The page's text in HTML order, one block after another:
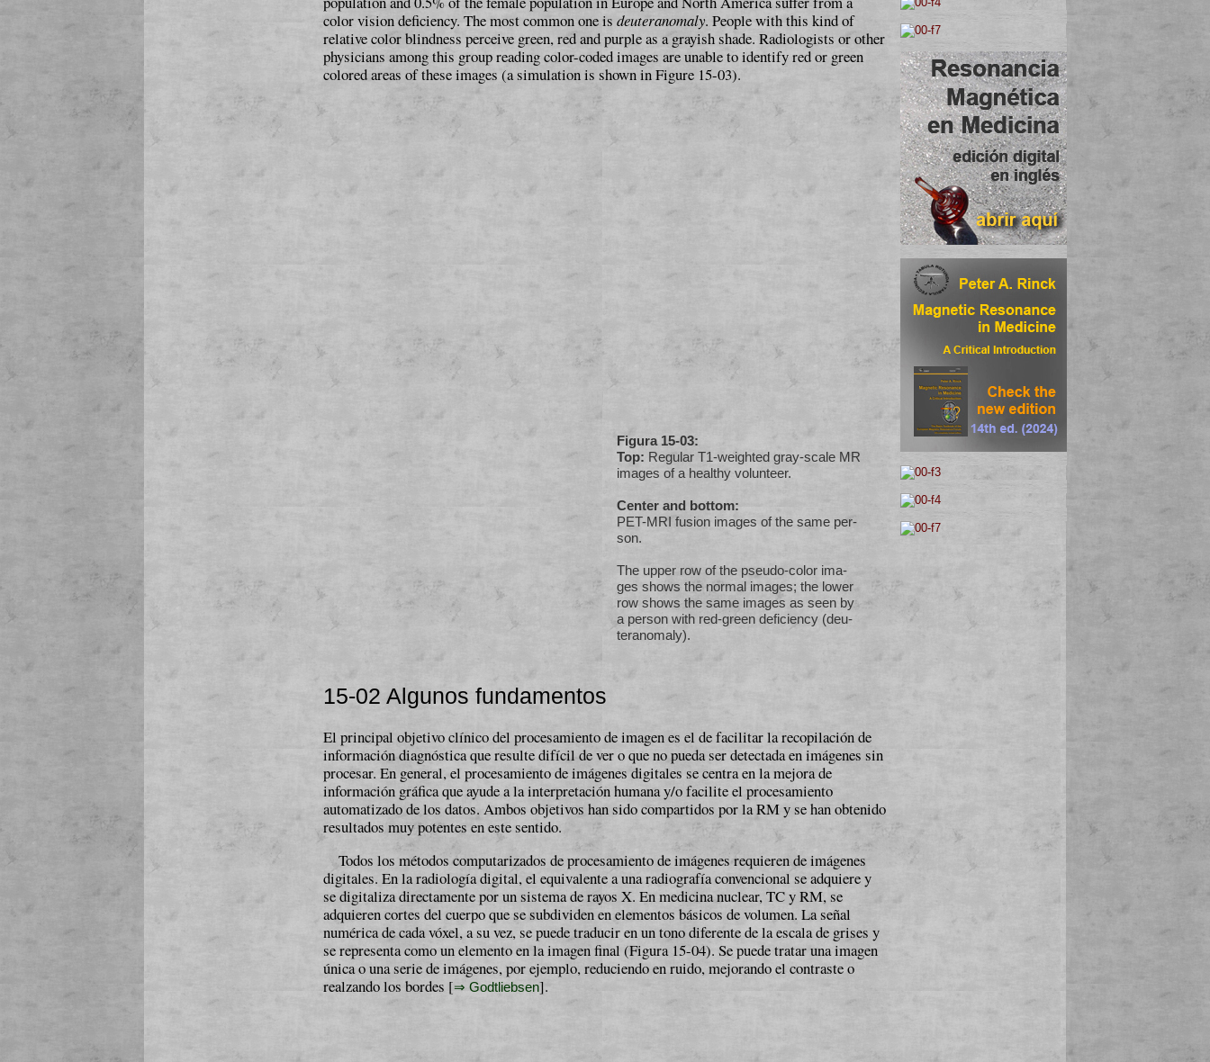
color vision deficiency. The most common one isdeu­ter­ano­maly. People with this kind of
relative color blindness perceive green, red and purple as a grayish shade. Radiologists or other
physicians among this group reading color-coded images are unable to identify red or green
colored areas of these images (a simulation is shown in Figure 15-03).
Figura 15-03:
Top: Regular T1-weighted gray-scale MR
images of a healthy volunteer.
Center and bottom:
PET-MRI fusion images of the same per­
son.
The upper row of the pseudo-color ima­
ges shows the normal images; the lower
row shows the same images as seen by
a person with red-green deficiency (deu­
ter­ano­maly).
15-02 Algunos fundamentos
El principal objetivo clínico del procesamiento de imagen es el de facilitar la re­co­pi­la­ción de
información diagnóstica que resulte difícil de ver o que no pueda ser detectada en imágenes sin
procesar. En general, el procesamiento de imá­ge­nes digitales se centra en la mejora de
información gráfica que ayude a la in­ter­pre­ta­ción humana y/o facilite el procesamiento
automatizado de los datos. Am­bos objetivos han sido compartidos por la RM y se han obtenido
resultados muy potentes en este sentido.
Todos los métodos computarizados de procesamiento de imágenes requieren de imágenes
digitales. En la radiología digital, el equivalente a una radiografía convencional se adquiere y
se digitaliza directamente por un sistema de rayos X. En medicina nuclear, TC y RM, se
adquieren cortes del cuerpo que se subdividen en elementos básicos de volumen. La señal
numérica de cada vóxel, a su vez, se puede traducir en un tono diferente de la escala de grises y
se representa como un elemento en la imagen final (Figura 15-04). Se puede tratar una imagen
úni­ca o una serie de imágenes, por ejemplo, reduciendo en ruido, mejorando el con­tras­te o
realzando los bordes [⇒ Godtliebsen].